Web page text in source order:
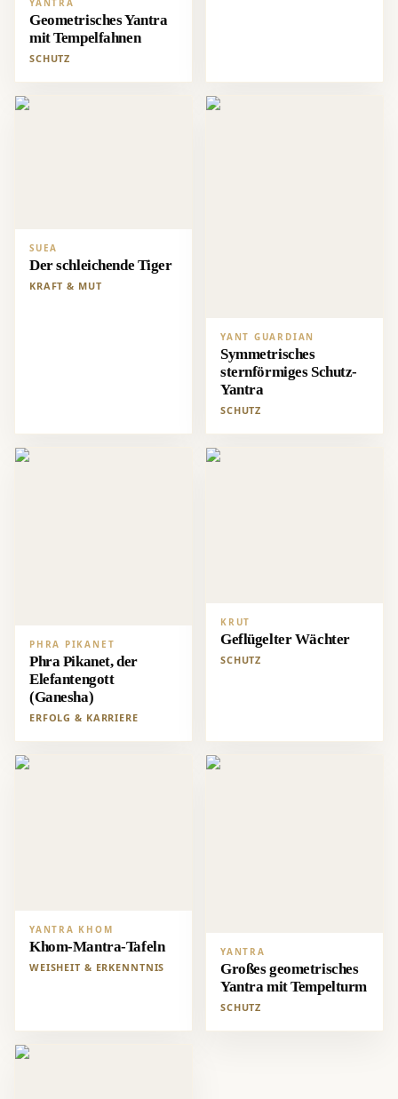
YANTRA
Geometrisches Yantra
mit Tempelfahnen
SCHUTZ
SUEA
Der schleichende Tiger
KRAFT & MUT
YANT GUARDIAN
Symmetrisches
sternförmiges Schutz-
Yantra
SCHUTZ
PHRA PIKANET
Phra Pikanet, der
Elefantengott
(Ganesha)
ERFOLG & KARRIERE
KRUT
Geflügelter Wächter
SCHUTZ
YANTRA KHOM
Khom-Mantra-Tafeln
WEISHEIT & ERKENNTNIS
YANTRA
Großes geometrisches
Yantra mit Tempelturm
SCHUTZ